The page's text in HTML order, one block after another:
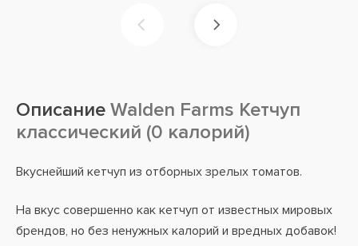
Описание Walden Farms Кетчуп
классический (0 калорий)
Вкуснейший кетчуп из отборных зрелых томатов.
На вкус совершенно как кетчуп от известных мировых
брендов, но без ненужных калорий и вредных добавок!